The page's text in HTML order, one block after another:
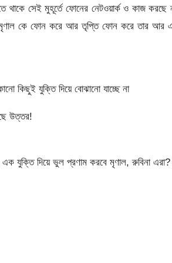
সেই মুহূর্তে ফোনের নেটওয়ার্ক ও কাজ করছে
মৃণাল কে ফোন করে আর তৃপ্তি ফোন করে তার আর
কিছুই যুক্তি দিয়ে বোঝানো যাচ্ছে না
উত্তর!
যুক্তি দিয়ে ভুল প্রণাম করবে মৃণাল, রুবিনা এরা?